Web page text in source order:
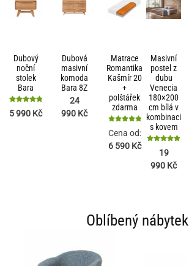
Dubový
noční
stolek
Bara
5
5 990 Kč
Dubová
masivní
komoda
Bara 8Z
24
990 Kč
Matrace
Romantika
Kašmír 20
+
polštářek
zdarma
5
z 5
Cena od:
6 590 Kč
Masivní
postel z
dubu
Venecia
180×200
cm bílá v
kombinaci
s kovem
4.91
z 5
19
990 Kč
Oblíbený nábytek